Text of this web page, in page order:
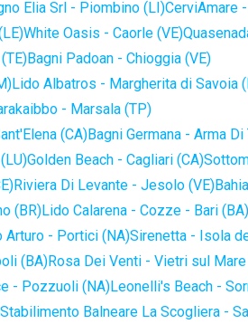
Elia Srl - Piombino (LI)CerviAmare
White Oasis - Caorle (VE)
Bagni Padoan - Chioggia (VE)
Lido Albatros - Margherita di Savoia
- Marsala (TP)
(CA)Bagni Germana - Arma
Golden Beach - Cagliari (CA)
Riviera Di Levante - Jesolo (VE)
(BR)Lido Calarena - Cozze - Bari (BA)
Arturo - Portici (NA)Sirenetta - Isola
(BA)Rosa Dei Venti - Vietri sul
- Pozzuoli (NA)Leonelli's Beach -
Stabilimento Balneare La Scogliera -